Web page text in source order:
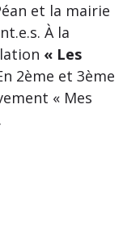
et la mairie
À la
« Les
2ème et 3ème
« Mes